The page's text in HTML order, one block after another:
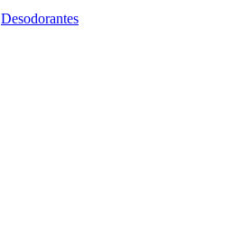
Desodorantes